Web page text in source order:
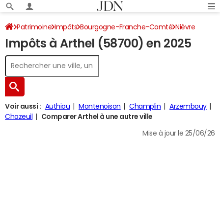
Patrimoine Impôts Bourgogne-Franche-Comté Nièvre
Arthel Impôt sur le revenu
Impôts à Arthel (58700) en 2025
Voir aussi : Authiou Montenoison Champlin
Arzembouy
Chazeuil
Comparer Arthel à une autre ville
Mise à jour le 25/06/26